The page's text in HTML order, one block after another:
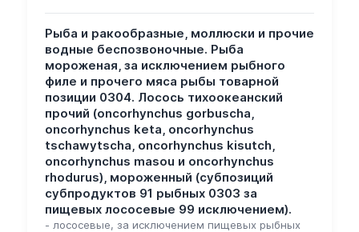
Рыба и ракообразные, моллюски и прочие
водные беспозвоночные. Рыба
мороженая, за исключением рыбного
филе и прочего мяса рыбы товарной
позиции 0304. Лосось тихоокеанский
прочий (oncorhynchus gorbuscha,
oncorhynchus keta, oncorhynchus
tschawytscha, oncorhynchus kisutch,
oncorhynchus masou и oncorhynchus
rhodurus), мороженный (субпозиций
субпродуктов 91 рыбных 0303 за
пищевых лососевые 99 исключением).
- лососевые, за исключением пищевых рыбных